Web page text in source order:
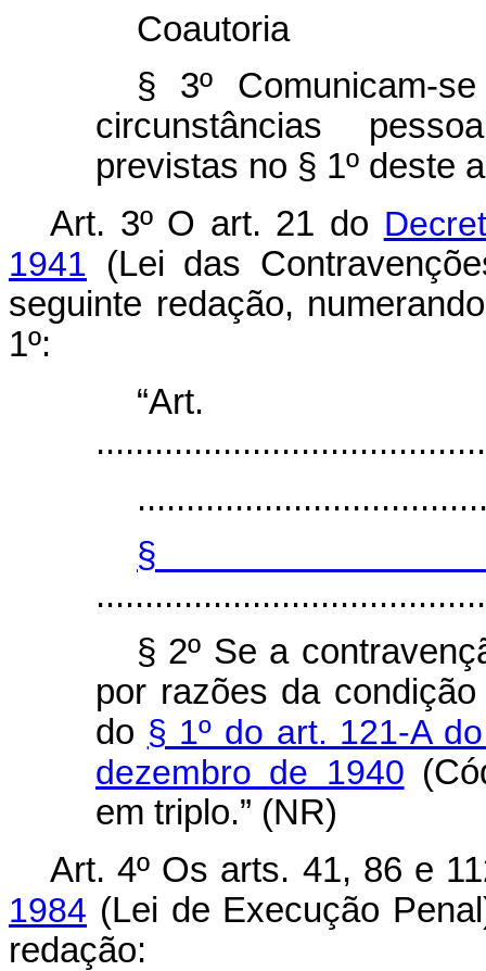
Coautoria
§ 3º Comunicam-
circunstâncias
previstas no § 1º deste
Art. 3º O art. 21 do
1941 (Lei das
seguinte redação,
1º:
§
§ 2º Se a
por razões da
do § 1º do art. 121-A
dezembro de 1940
em triplo.” (NR)
Art. 4º Os arts. 41, 86 e
1984 (Lei de Execução
redação: